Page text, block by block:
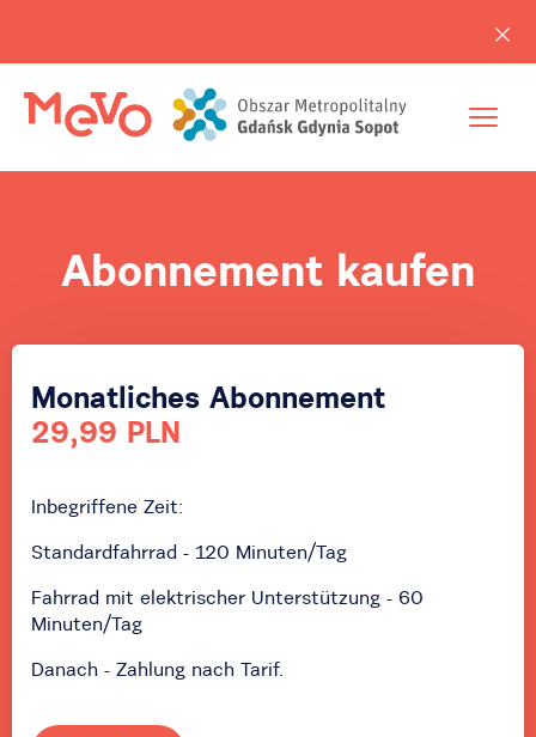
Abonnement kaufen
Monatliches Abonnement
29,99 PLN
Inbegriffene Zeit:
Standardfahrrad - 120 Minuten/Tag
Fahrrad mit elektrischer Unterstützung - 60
Minuten/Tag
Danach - Zahlung nach Tarif.